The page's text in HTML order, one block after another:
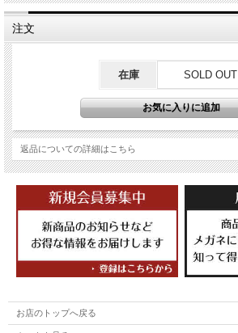
注文
在庫 SOLD OUT
返品についての詳細はこちら
お店のトップへ戻る